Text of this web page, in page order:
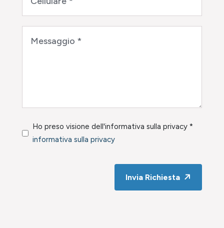
Ho preso visione dell'informativa sulla privacy *
informativa sulla privacy
Invia Richiesta